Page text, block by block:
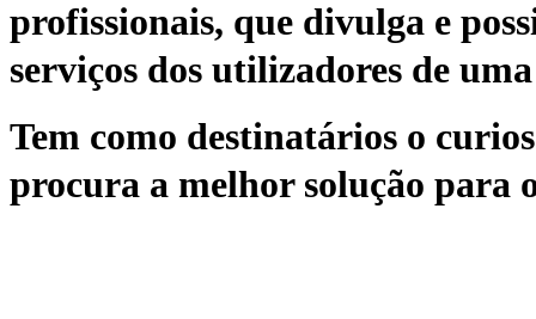
profissionais, que divulga e
serviços dos utilizadores de
Tem como destinatários o
procura a melhor solução para